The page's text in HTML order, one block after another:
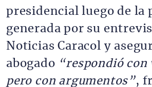
presidencial luego de la
generada por su
Noticias Caracol y
abogado “respondió con
pero con argumentos”,